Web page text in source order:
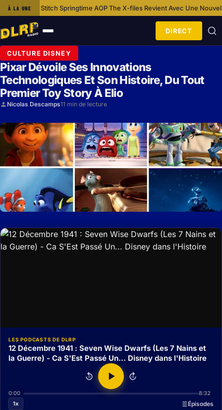
À LA UNE
Springtime AOP·The X-files Revient Avec Une Nouvelle Bande-
Ouvrir
le
menu
DIRECT
CULTURE DISNEY
Pixar Dévoile Ses Innovations
Technologiques Et Son Histoire, Du Tout
Premier Toy Story À Elio
Nicolas Descamps11 min de lecture
LES PODCASTS DE DLRP
12 Décembre 1941 : Seven Wise Dwarfs (Les 7 Nains et
la Guerre) - Ca S'Est Passé Un... Disney dans l'Histoire
15 15
0:00
8:32
1x
Épisodes